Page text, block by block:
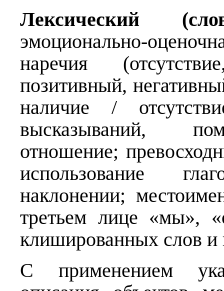
Лексический
эмоционально-
наречия
позитивный,
наличие /
высказываний,
отношение;
использование
наклонении;
третьем лице «мы»,
клишированных слов
С применением